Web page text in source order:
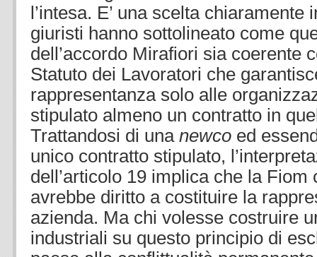
l’intesa. E’ una scelta
giuristi hanno sottolineato come
dell’accordo Mirafiori sia coerente
Statuto dei Lavoratori che
rappresentanza solo alle
stipulato almeno un contratto in
Trattandosi di una newco ed
unico contratto stipulato,
dell’articolo 19 implica che la Fiom
avrebbe diritto a costituire la
azienda. Ma chi volesse costruire
industriali su questo principio di